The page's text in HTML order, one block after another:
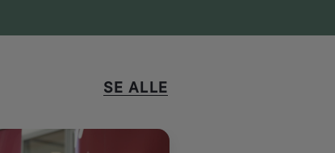
SE ALLE